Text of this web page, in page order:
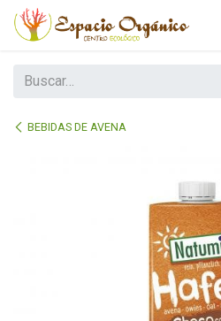
Ir al contenido
BEBIDAS DE AVENA